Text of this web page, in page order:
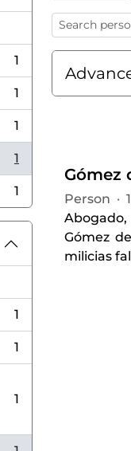
1
1
1
1
1
1
1
1
Gómez
Person ·
Abogado,
Gómez
milicias